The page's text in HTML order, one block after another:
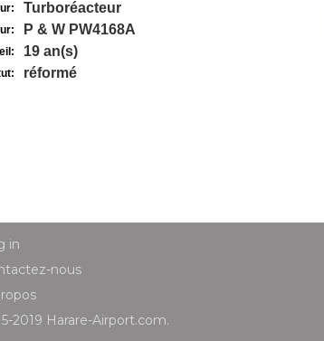
Turboréacteur
P & W PW4168A
19 an(s)
réformé
in
nous
2019 Harare-Airport.com.